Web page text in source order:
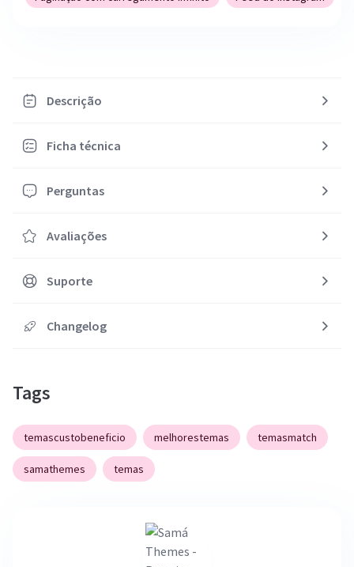
Descrição
Ficha técnica
Perguntas
Avaliações
Suporte
Changelog
Tags
temascustobeneficio melhorestemas temasmatch
samathemes temas